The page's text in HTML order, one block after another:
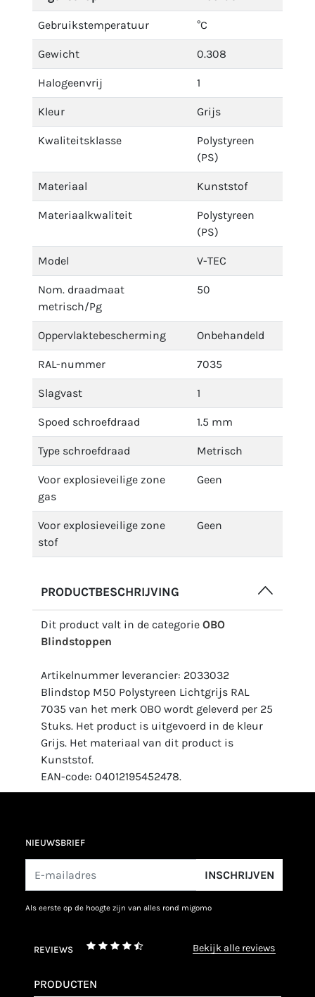
Gebruikstemperatuur °C
Gewicht 0.308
Halogeenvrij 1
Kleur Grijs
Kwaliteitsklasse
Polystyreen
(PS)
Materiaal Kunststof
Materiaalkwaliteit
Polystyreen
(PS)
Model V-TEC
Nom. draadmaat
metrisch/Pg
50
Oppervlaktebescherming Onbehandeld
RAL-nummer 7035
Slagvast 1
Spoed schroefdraad 1.5 mm
Type schroefdraad Metrisch
Voor explosieveilige zone
gas
Geen
Voor explosieveilige zone
stof
Geen
PRODUCTBESCHRIJVING
Dit product valt in de categorie OBO
Blindstoppen
Artikelnummer leverancier: 2033032
Blindstop M50 Polystyreen Lichtgrijs RAL
7035 van het merk OBO wordt geleverd per 25
Stuks. Het product is uitgevoerd in de kleur
Grijs. Het materiaal van dit product is
Kunststof.
EAN-code: 04012195452478.
NIEUWSBRIEF
INSCHRIJVEN
als eerste op de hoogte zijn van alles rond migomo
REVIEWS bekijk alle reviews
PRODUCTEN